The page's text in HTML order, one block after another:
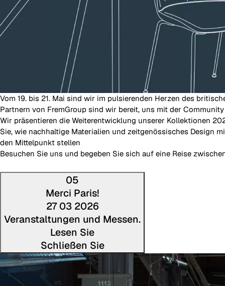
Vom 19. bis 21. Mai sind wir im pulsierenden Herzen des
Partnern von FremGroup sind wir bereit, uns mit der
Wir präsentieren die Weiterentwicklung unserer Kollektionen
Sie, wie nachhaltige Materialien und zeitgenössisches Design
den Mittelpunkt stellen
Besuchen Sie uns und begeben Sie sich auf eine Reise
05
Merci Paris!
27 03 2026
Veranstaltungen und Messen.
Lesen Sie
Schließen SieDen